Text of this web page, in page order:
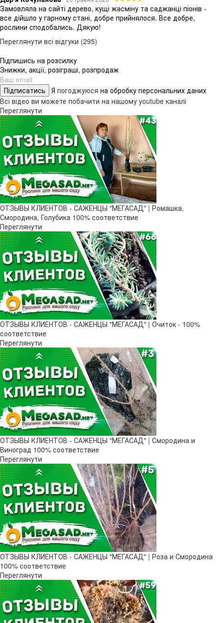
Замовляла на сайті дерево, кущі жасміну та саджанці піонів -
все дійшло у гарному стані, добре прийнялося. Все добре,
рослини сподобались. Дякую!
Переглянути всі відгуки (295)
Підпишись на розсилку
Знижки, акції, розіграші, розпродаж
Підписатись Я погоджуюся на обробку персональних даних
Всі відео ви можете побачити на нашому youtube каналі
Переглянути
ОТЗЫВЫ КЛИЕНТОВ - САЖЕНЦЫ "МЕГАСАД" | Ромашка,
Смородина, Голубика 100% соответствие
Переглянути
ОТЗЫВЫ КЛИЕНТОВ - САЖЕНЦЫ "МЕГАСАД" | Очиток - 100%
соответствие
Переглянути
ОТЗЫВЫ КЛИЕНТОВ - САЖЕНЦЫ "МЕГАСАД" | Смородина и
Виноград 100% соответствие
Переглянути
ОТЗЫВЫ КЛИЕНТОВ - САЖЕНЦЫ "МЕГАСАД" | Роза и Смородина
100% соответствие
Переглянути